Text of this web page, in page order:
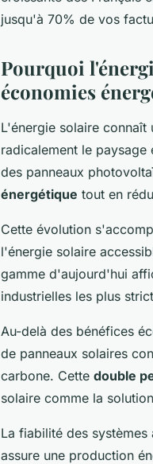
jusqu'à 70% de vos
Pourquoi
économies
L'énergie solaire
radicalement le
des panneaux
énergétique tout en
Cette évolution
l'énergie solaire
gamme d'aujourd'hui
industrielles les plus
Au-delà des bénéfices
de panneaux solaires
carbone. Cette double
solaire comme la
La fiabilité des
assure une production